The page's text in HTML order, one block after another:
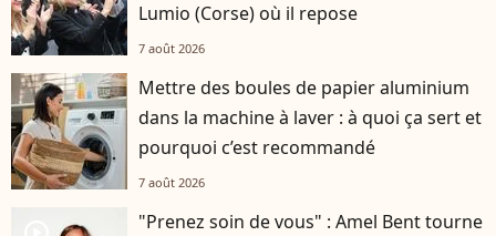
Lumio (Corse) où il repose
7 août 2026
Mettre des boules de papier aluminium
dans la machine à laver : à quoi ça sert et
pourquoi c’est recommandé
7 août 2026
"Prenez soin de vous" : Amel Bent tourne